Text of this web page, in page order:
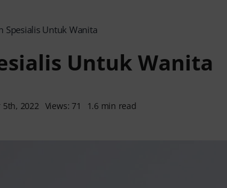
Spesialis Untuk Wanita
Untuk Wanita
2022 Views: 71 1.6 min read